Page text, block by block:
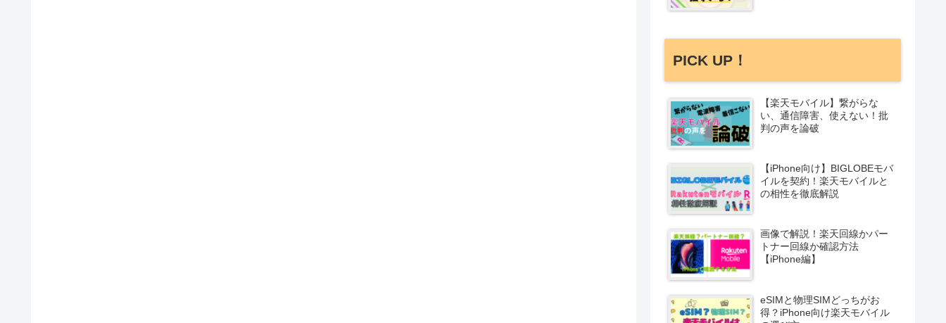
PICK UP！
【楽天モバイル】繋がらな
い、通信障害、使えない！批
判の声を論破
【iPhone向け】BIGLOBEモバ
イルを契約！楽天モバイルと
の相性を徹底解説
画像で解説！楽天回線かパー
トナー回線か確認方法
【iPhone編】
eSIMと物理SIMどっちがお
得？iPhone向け楽天モバイル